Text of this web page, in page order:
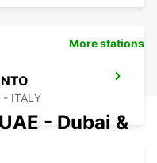
- ITALY
More stations
- Dubai &